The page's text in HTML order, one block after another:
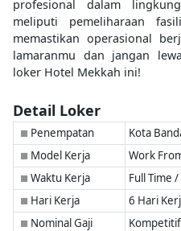
profesional dalam
meliputi pemeliharaan
memastikan operasional
lamaranmu dan jangan
loker Hotel Mekkah ini!
Detail Loker
■ Penempatan Kota
■ Model Kerja Work
■ Waktu Kerja Full Time
■ Hari Kerja 6 Hari
■ Nominal Gaji Kompetitif